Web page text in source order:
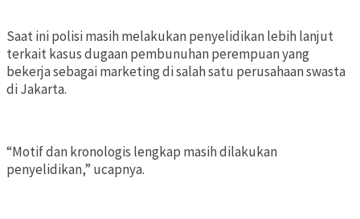
Saat ini polisi masih melakukan penyelidikan lebih lanjut
terkait kasus dugaan pembunuhan perempuan yang
bekerja sebagai marketing di salah satu perusahaan swasta
di Jakarta.
“Motif dan kronologis lengkap masih dilakukan
penyelidikan,” ucapnya.